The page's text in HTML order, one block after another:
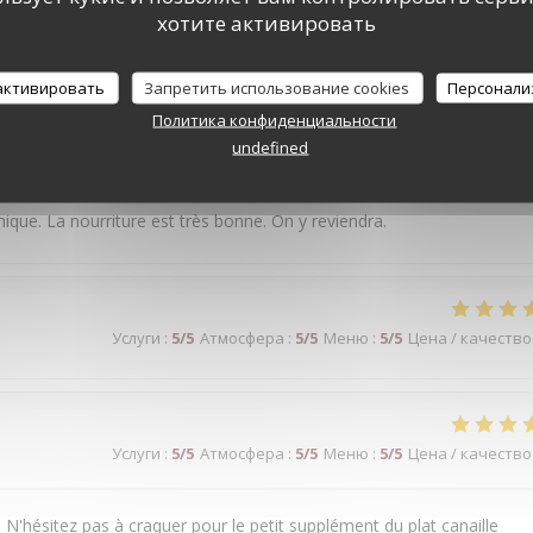
хотите активировать
Запретить использование cookies
Политика конфиденциальности
undefined
Атмосфера:5/5
La nourriture est très bonne. On y reviendra.
Услуги : 5/5 Атмосфера : 5/5 Меню : 5/5 Цена / качество
Услуги : 5/5 Атмосфера : 5/5 Меню : 5/5 Цена / качество
pas à craquer pour le petit supplément du plat canaille